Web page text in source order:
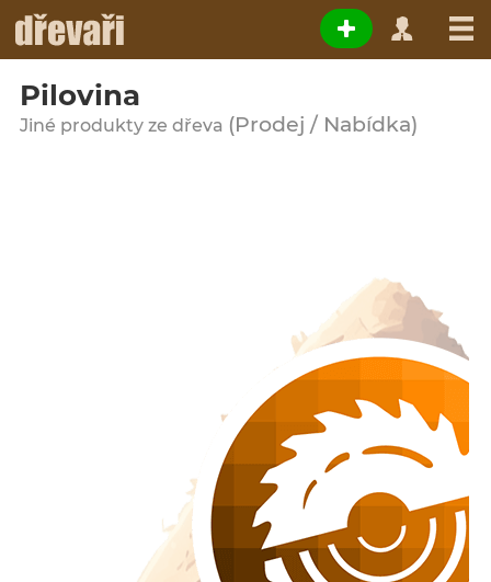
Pilovina
Jiné produkty ze dřeva (Prodej / Nabídka)